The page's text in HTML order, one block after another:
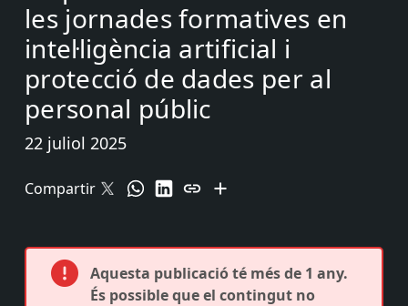
les jornades formatives en
intel·ligència artificial i
protecció de dades per al
personal públic
22 juliol 2025
Compartir
Aquesta publicació té més de 1 any.
És possible que el contingut no